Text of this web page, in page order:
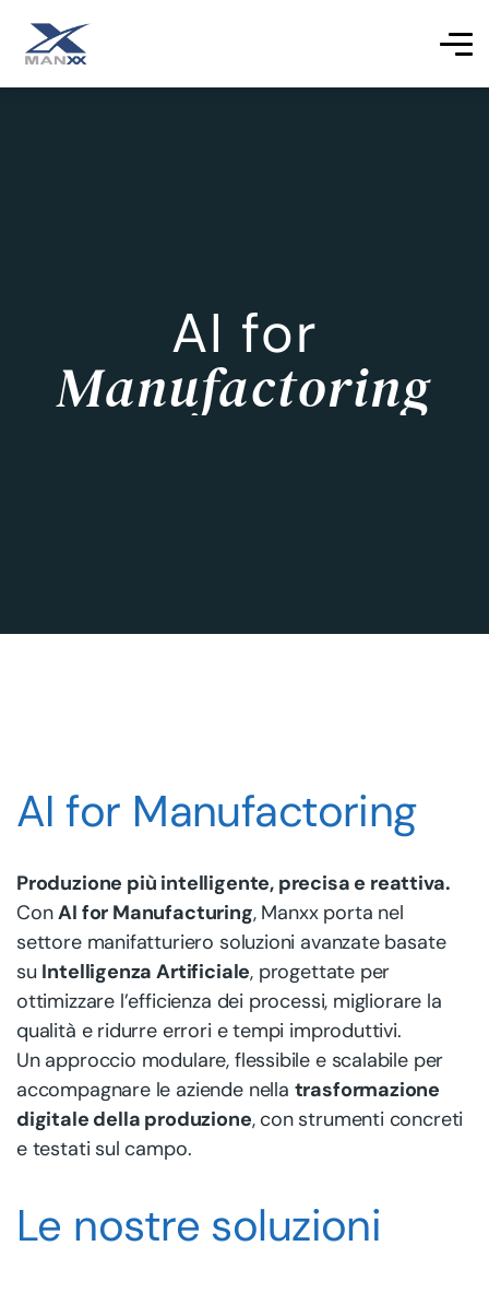
AI for
Manufactoring
AI for Manufactoring
Produzione più intelligente, precisa e reattiva.
ConAI for Manufacturing, Manxx porta nel
settore manifatturiero soluzioni avanzate basate
su Intelligenza Artificiale, progettate per
ottimizzare l’efficienza dei processi, migliorare la
qualità e ridurre errori e tempi improduttivi.
Un approccio modulare, flessibile e scalabile per
accompagnare le aziende nella trasformazione
digitale della produzione, con strumenti concreti
e testati sul campo.
Le nostre soluzioni